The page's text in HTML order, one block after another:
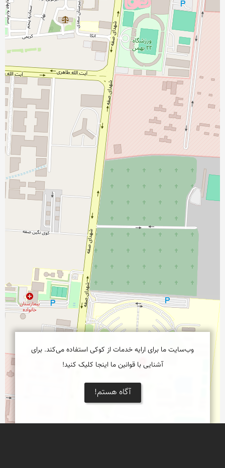
وب‌سایت ما برای ارایه خدمات از کوکی استفاده می‌کند. برای
آشنایی با قوانین ما اینجا کلیک کنید!
آگاه هستم!